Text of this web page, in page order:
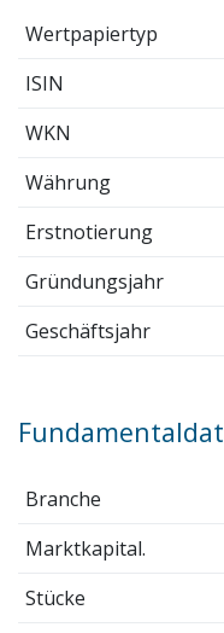
Wertpapiertyp
ISIN
WKN
Währung
Erstnotierung
Gründungsjahr
Geschäftsjahr
Branche
Marktkapital.
Stücke